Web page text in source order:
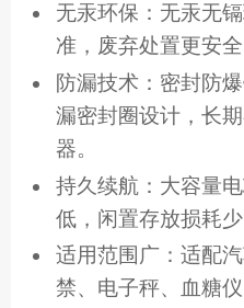
无汞环保：无汞无
准，废弃处置更安
防漏技术：密封防
漏密封圈设计，长
器。
持久续航：大容量
低，闲置存放损耗
适用范围广：适配
禁、电子秤、血糖